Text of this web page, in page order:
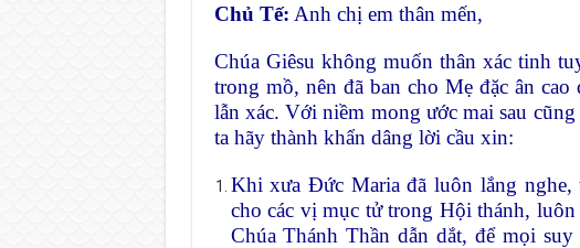
Chủ Tế: Anh chị em thân mến,
Chúa Giêsu không muốn thân xác tinh
trong mồ, nên đã ban cho Mẹ đặc ân
lẫn xác. Với niềm mong ước mai sau
ta hãy thành khẩn dâng lời cầu xin:
Khi xưa Đức Maria đã luôn lắng
cho các vị mục tử trong Hội thánh,
Chúa Thánh Thần dẫn dắt, để mọi